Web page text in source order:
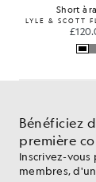
Short à
LYLE & SCOTT
Bénéficiez
première
Inscrivez-
membres,